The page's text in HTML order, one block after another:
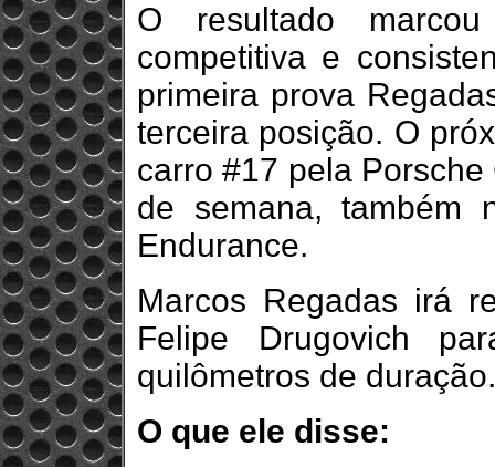
O resultado
competitiva e
primeira prova
terceira posição. O
carro #17 pela
de semana, também
Endurance.
Marcos Regadas irá
Felipe Drugovich
quilômetros de duração.
O que ele disse: